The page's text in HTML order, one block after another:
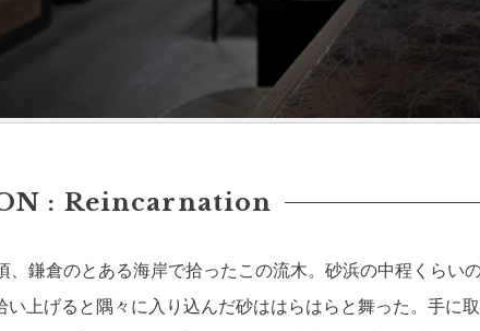
: Reincarnation
、鎌倉のとある海岸で拾ったこの流木。砂浜の中程くら
い上げると隅々に入り込んだ砂ははらはらと舞った。手